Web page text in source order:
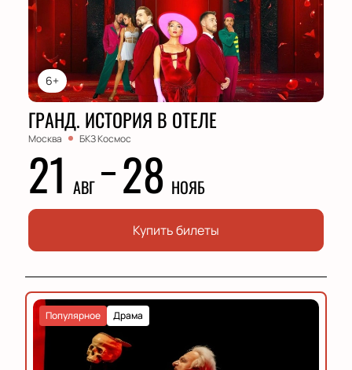
6+
ГРАНД. ИСТОРИЯ В ОТЕЛЕ
Москва БКЗ Космос
21 АВГ 28 НОЯБ
Купить билеты
Драма
Популярное